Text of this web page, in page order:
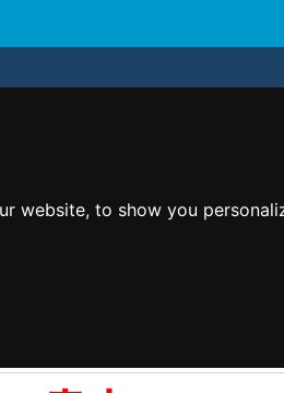
website, to show you